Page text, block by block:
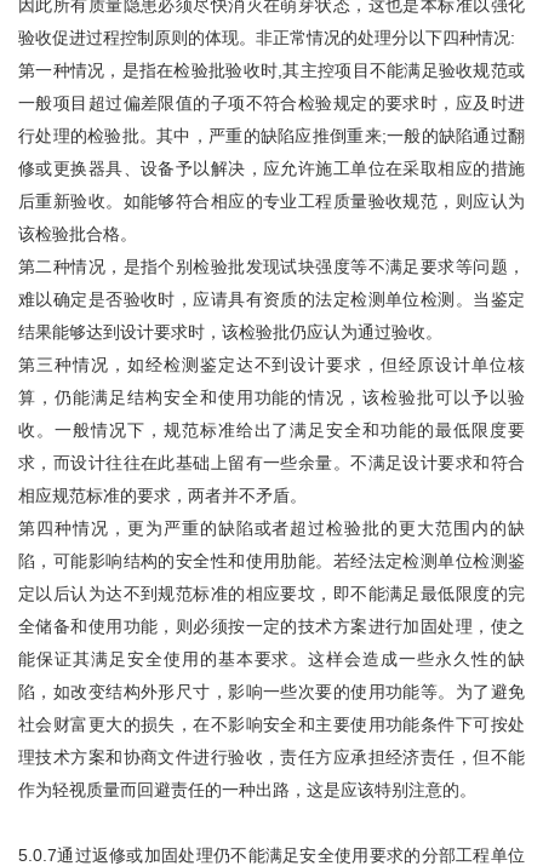
因此所有质量隐患必须尽快消灭在萌芽状态，这也是本标准以强化
验收促进过程控制原则的体现。非正常情况的处理分以下四种情况:
第一种情况，是指在检验批验收时,其主控项目不能满足验收规范或
一般项目超过偏差限值的子项不符合检验规定的要求时，应及时进
行处理的检验批。其中，严重的缺陷应推倒重来;一般的缺陷通过翻
修或更换器具、设备予以解决，应允许施工单位在采取相应的措施
后重新验收。如能够符合相应的专业工程质量验收规范，则应认为
该检验批合格。
第二种情况，是指个别检验批发现试块强度等不满足要求等问题，
难以确定是否验收时，应请具有资质的法定检测单位检测。当鉴定
结果能够达到设计要求时，该检验批仍应认为通过验收。
第三种情况，如经检测鉴定达不到设计要求，但经原设计单位核
算，仍能满足结构安全和使用功能的情况，该检验批可以予以验
收。一般情况下，规范标准给出了满足安全和功能的最低限度要
求，而设计往往在此基础上留有一些余量。不满足设计要求和符合
相应规范标准的要求，两者并不矛盾。
第四种情况，更为严重的缺陷或者超过检验批的更大范围内的缺
陷，可能影响结构的安全性和使用肋能。若经法定检测单位检测鉴
定以后认为达不到规范标准的相应要坟，即不能满足最低限度的完
全储备和使用功能，则必须按一定的技术方案进行加固处理，使之
能保证其满足安全使用的基本要求。这样会造成一些永久性的缺
陷，如改变结构外形尺寸，影响一些次要的使用功能等。为了避免
社会财富更大的损失，在不影响安全和主要使用功能条件下可按处
理技术方案和协商文件进行验收，责任方应承担经济责任，但不能
作为轻视质量而回避责任的一种出路，这是应该特别注意的。
5.0.7通过返修或加固处理仍不能满足安全使用要求的分部工程单位